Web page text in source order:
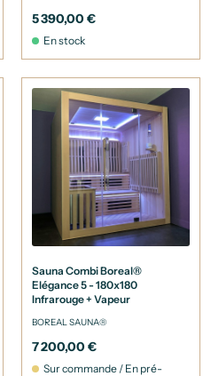
5 390,00 €
En stock
Sauna Combi Boreal®
Elégance 5 - 180x180
Infrarouge + Vapeur
BOREAL SAUNA®
7 200,00 €
Sur commande / En pré-